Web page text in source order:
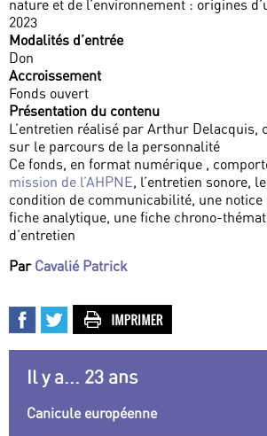
nature et de l’environnement : origines
2023
Modalités d’entrée
Don
Accroissement
Fonds ouvert
Présentation du contenu
L’entretien réalisé par Arthur Delacquis,
sur le parcours de la personnalité
Ce fonds, en format numérique ,
mission de l’AHPNE, l’entretien sonore,
condition de communicabilité, une
fiche analytique, une fiche chrono-
d’entretien
Par Cavalié Patrick
Il y a... 23 ans
Canicule européenne